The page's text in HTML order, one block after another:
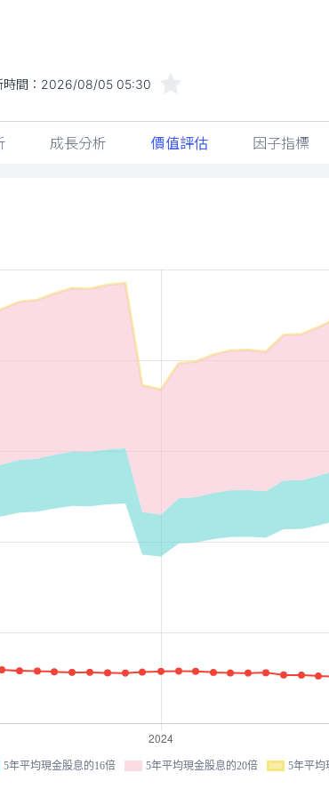
間： 2026/08/05 05:30
成長分析 價值評估 因子指標
5年平均現金股息的16倍 5年平均現金股息的20倍 5年平均